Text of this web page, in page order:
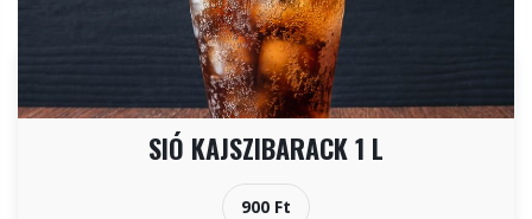
SIÓ KAJSZIBARACK 1 L
900 Ft